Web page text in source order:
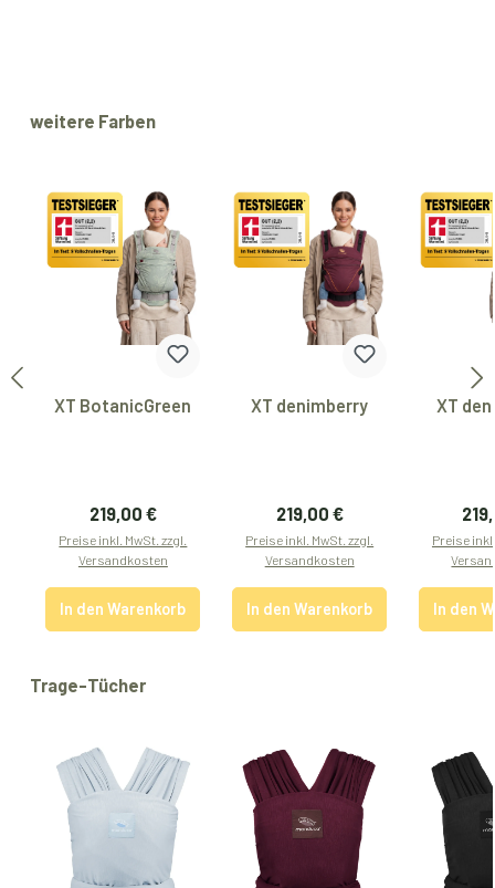
Produktgalerie überspringen
weitere Farben
XT BotanicGreen
Regulärer Preis:
219,00 €
Preise inkl. MwSt. zzgl.
Versandkosten
In den Warenkorb
XT denimberry
Regulärer Preis:
219,00 €
Preise inkl. MwSt. zzgl.
Versandkosten
In den Warenkorb
XT
Preise
In den
Produktgalerie überspringen
Trage-Tücher